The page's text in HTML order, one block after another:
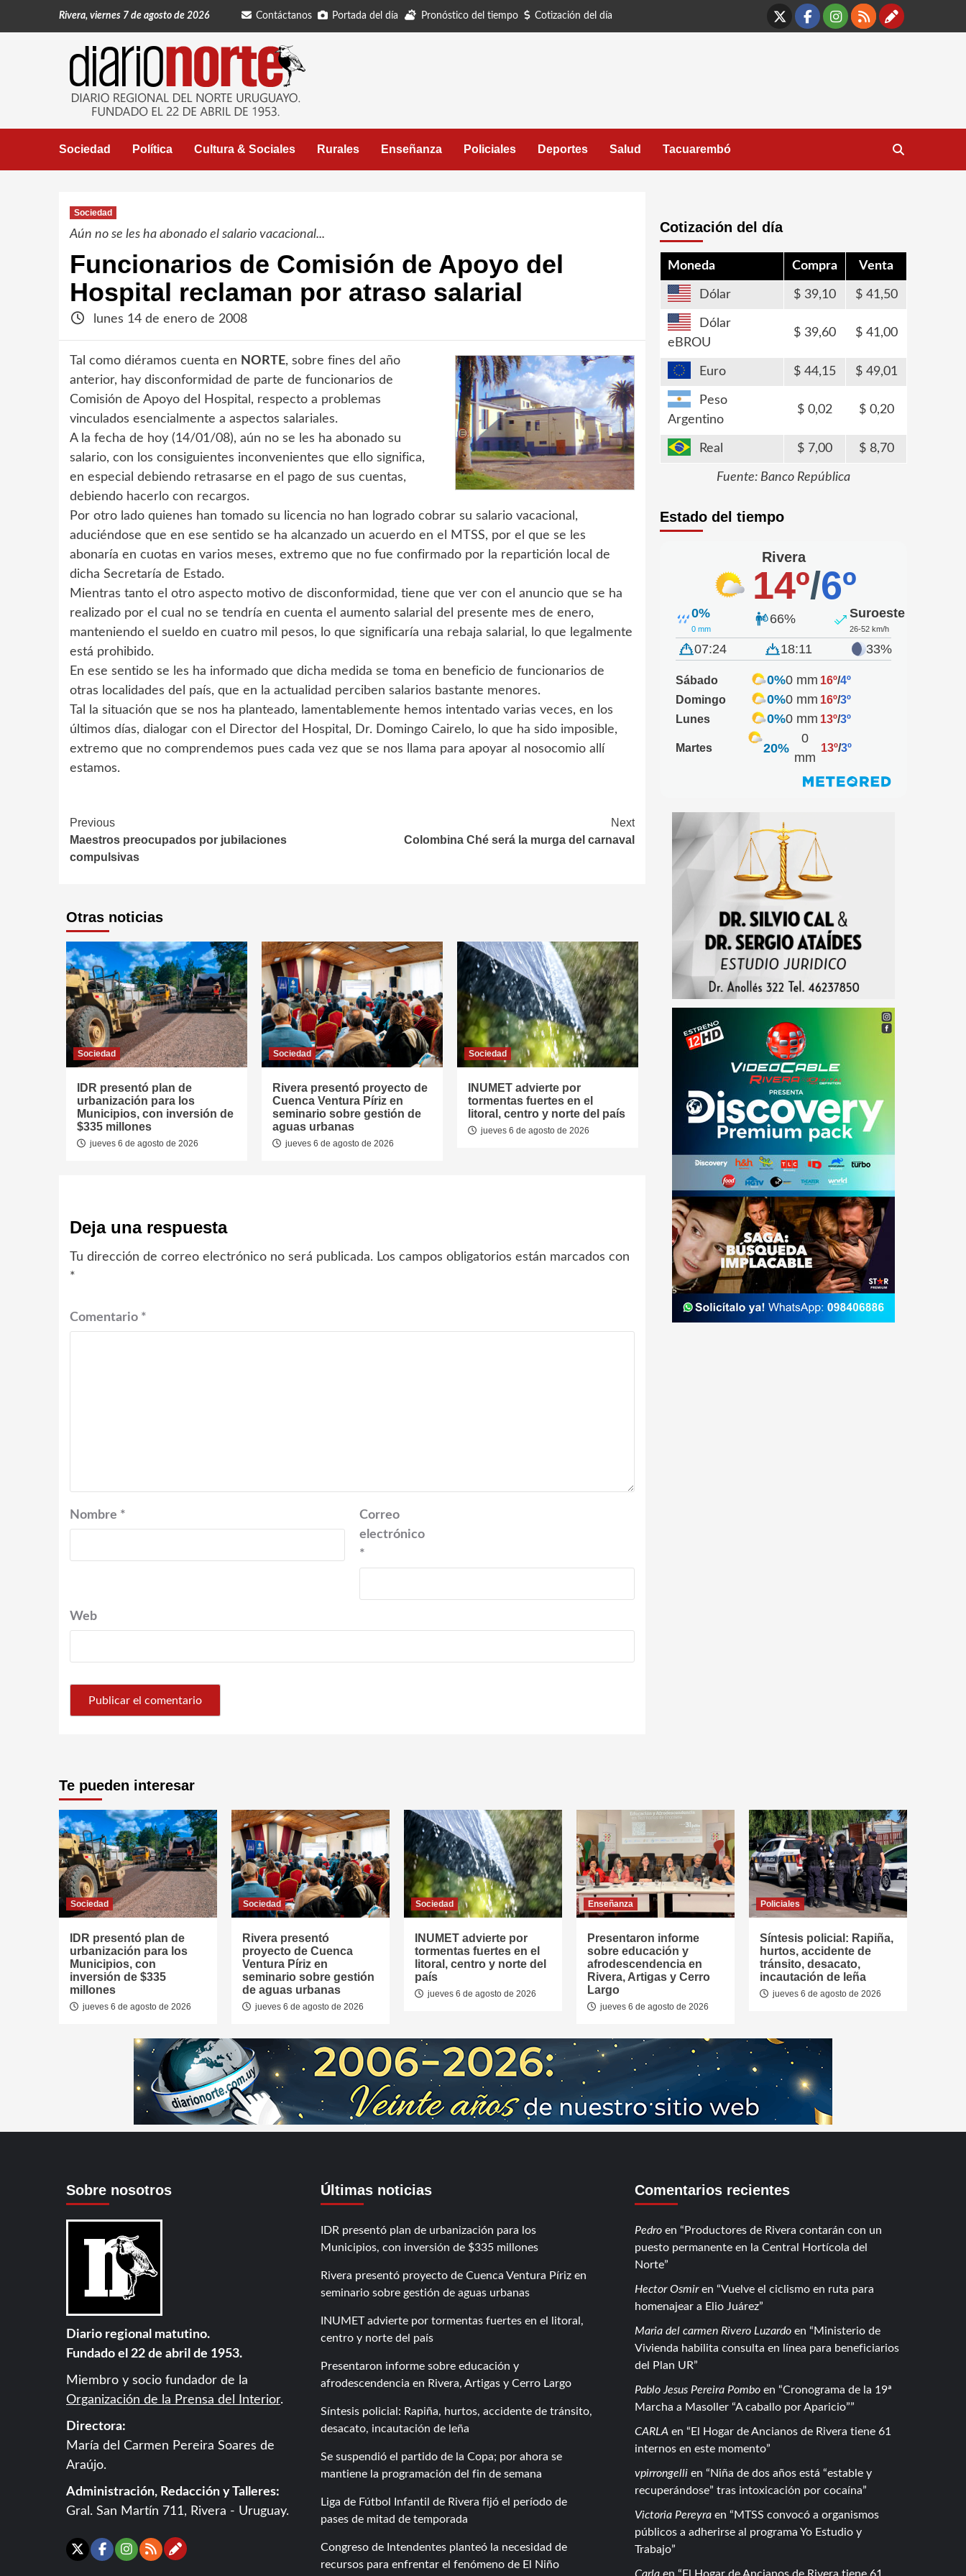
Rivera, viernes 7 de agosto de 2026 Contáctanos Portada del día Pronóstico del tiempo Cotización del día
X Facebook
Instagram
RSS
Sociedad Política Cultura & Sociales Rurales Enseñanza Policiales Deportes Salud Tacuarembó
Sociedad
Aún no se les ha abonado el salario vacacional...
Funcionarios de Comisión de Apoyo del
Hospital reclaman por atraso salarial
lunes 14 de enero de 2008
Tal como diéramos cuenta en NORTE, sobre fines del año
anterior, hay disconformidad de parte de funcionarios de
Comisión de Apoyo del Hospital, respecto a problemas
vinculados esencialmente a aspectos salariales.
A la fecha de hoy (14/01/08), aún no se les ha abonado su
salario, con los consiguientes inconvenientes que ello significa,
en especial debiendo retrasarse en el pago de sus cuentas,
debiendo hacerlo con recargos.
Por otro lado quienes han tomado su licencia no han logrado cobrar su salario vacacional,
aduciéndose que en ese sentido se ha alcanzado un acuerdo en el MTSS, por el que se les
abonaría en cuotas en varios meses, extremo que no fue confirmado por la repartición local de
dicha Secretaría de Estado.
Mientras tanto el otro aspecto motivo de disconformidad, tiene que ver con el anuncio que se ha
realizado por el cual no se tendría en cuenta el aumento salarial del presente mes de enero,
manteniendo el sueldo en cuatro mil pesos, lo que significaría una rebaja salarial, lo que legalmente
está prohibido.
En ese sentido se les ha informado que dicha medida se toma en beneficio de funcionarios de
otras localidades del país, que en la actualidad perciben salarios bastante menores.
Tal la situación que se nos ha planteado, lamentablemente hemos intentado varias veces, en los
últimos días, dialogar con el Director del Hospital, Dr. Domingo Cairelo, lo que ha sido imposible,
extremo que no comprendemos pues cada vez que se nos llama para apoyar al nosocomio allí
estamos.
Continue
Reading
Previous
Maestros preocupados por jubilaciones
compulsivas
Next
Colombina Ché será la murga del carnaval
Otras noticias
Sociedad
IDR presentó plan de
urbanización para los
Municipios, con inversión de
$335 millones
jueves 6 de agosto de 2026
Sociedad
Rivera presentó proyecto de
Cuenca Ventura Píriz en
seminario sobre gestión de
aguas urbanas
jueves 6 de agosto de 2026
Sociedad
INUMET advierte por
tormentas fuertes en el
litoral, centro y norte del país
jueves 6 de agosto de 2026
Deja una respuesta
Tu dirección de correo electrónico no será publicada. Los campos obligatorios están marcados con
*
Comentario *
Nombre *
Correo
electrónico
*
Web
Cotización del día
Moneda Compra Venta
Dólar 39,10 41,50
Dólar
eBROU
39,60 41,00
Euro 44,15 49,01
Peso
Argentino
0,02 0,20
Real 7,00 8,70
Fuente: Banco República
Estado del tiempo
Rivera
14º/6º
0%
0 mm
66% Suroeste
26-52 km/h
07:24 18:11 33%
Sábado 0%0 mm 16º/4º
Domingo
0%0 mm 16º/3º
Lunes
0%0 mm 13º/3º
Martes 20%
0
mm
13º/3º
Te pueden interesar
Sociedad
IDR presentó plan de
urbanización para los
Municipios, con
inversión de $335
millones
jueves 6 de agosto de 2026
Sociedad
Rivera presentó
proyecto de Cuenca
Ventura Píriz en
seminario sobre gestión
de aguas urbanas
jueves 6 de agosto de 2026
Sociedad
INUMET advierte por
tormentas fuertes en el
litoral, centro y norte del
país
jueves 6 de agosto de 2026
Enseñanza
Presentaron informe
sobre educación y
afrodescendencia en
Rivera, Artigas y Cerro
Largo
jueves 6 de agosto de 2026
Policiales
Síntesis policial: Rapiña,
hurtos, accidente de
tránsito, desacato,
incautación de leña
jueves 6 de agosto de 2026
Sobre nosotros
Diario regional matutino.
Fundado el 22 de abril de 1953.
Miembro y socio fundador de la
Organización de la Prensa del Interior.
Directora:
María del Carmen Pereira Soares de
Araújo.
Administración, Redacción y Talleres:
Gral. San Martín 711, Rivera - Uruguay.
X Facebook
Instagram
RSSContáctanos
Últimas noticias
IDR presentó plan de urbanización para los
Municipios, con inversión de $335 millones
Rivera presentó proyecto de Cuenca Ventura Píriz en
seminario sobre gestión de aguas urbanas
INUMET advierte por tormentas fuertes en el litoral,
centro y norte del país
Presentaron informe sobre educación y
afrodescendencia en Rivera, Artigas y Cerro Largo
Síntesis policial: Rapiña, hurtos, accidente de tránsito,
desacato, incautación de leña
Se suspendió el partido de la Copa; por ahora se
mantiene la programación del fin de semana
Liga de Fútbol Infantil de Rivera fijó el período de
pases de mitad de temporada
Congreso de Intendentes planteó la necesidad de
recursos para enfrentar el fenómeno de El Niño
Comentarios recientes
Pedroen
Productores de Rivera contarán con un
puesto permanente en la Central Hortícola del
Norte
Hector Osmiren
Vuelve el ciclismo en ruta para
homenajear a Elio Juárez
Maria del carmen Rivero Luzardoen
Ministerio de
Vivienda habilita consulta en línea para beneficiarios
del Plan UR
Pablo Jesus Pereira Pomboen
Cronograma de la 19ª
Marcha a Masoller “A caballo por Aparicio”
CARLA en
El Hogar de Ancianos de Rivera tiene 61
internos en este momento
vpirrongellien
Niña de dos años está “estable y
recuperándose” tras intoxicación por cocaína
Victoria Pereyraen
MTSS convocó a organismos
públicos a adherirse al programa Yo Estudio y
Trabajo